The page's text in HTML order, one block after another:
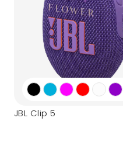
JBL Clip 5